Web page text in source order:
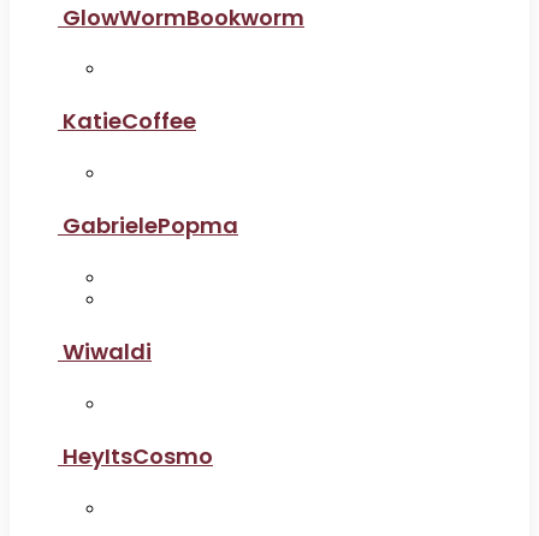
GlowWormBookworm
KatieCoffee
GabrielePopma
Wiwaldi
HeyItsCosmo